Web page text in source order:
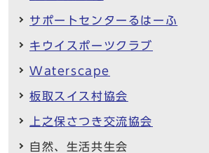
サポートセンターるはーふ
キウイスポーツクラブ
Waterscape
板取スイス村協会
上之保さつき交流協会
自然、生活共生会